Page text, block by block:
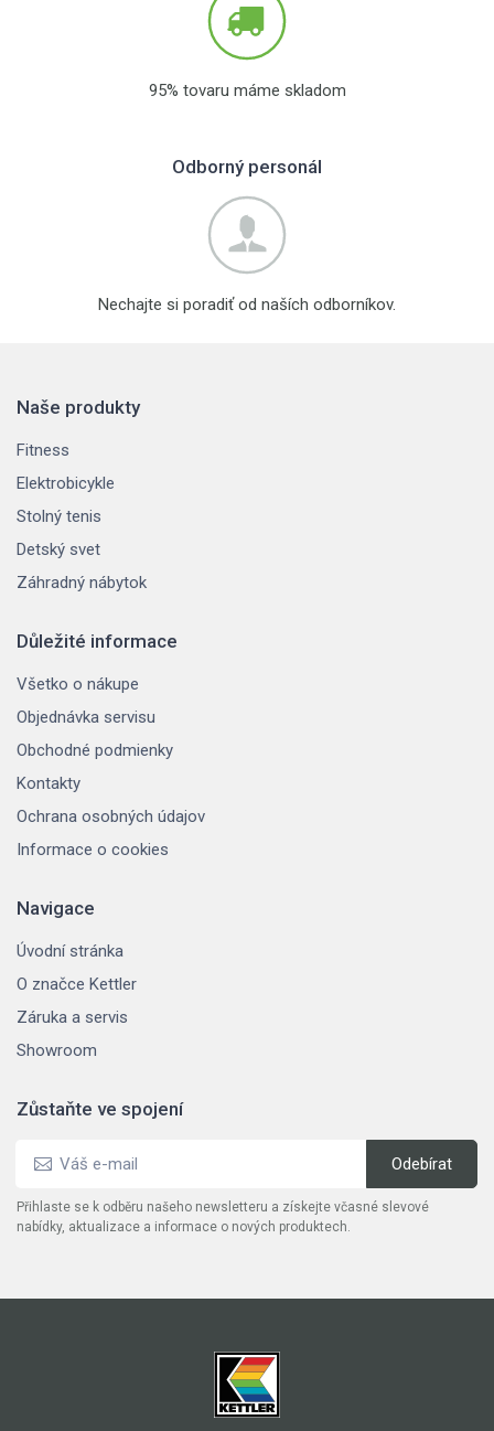
95% tovaru máme skladom
Odborný personál
Nechajte si poradiť od naších odborníkov.
Naše produkty
Fitness
Elektrobicykle
Stolný tenis
Detský svet
Záhradný nábytok
Důležité informace
Všetko o nákupe
Objednávka servisu
Obchodné podmienky
Kontakty
Ochrana osobných údajov
Informace o cookies
Navigace
Úvodní stránka
O značce Kettler
Záruka a servis
Showroom
Zůstaňte ve spojení
Přihlaste se k odběru našeho newsletteru a získejte včasné slevové
nabídky, aktualizace a informace o nových produktech.